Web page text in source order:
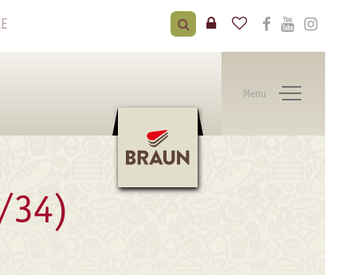
Menu
34)